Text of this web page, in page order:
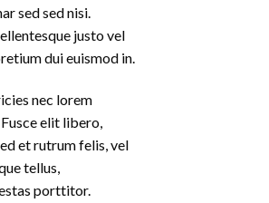
sed sed nisi.
justo vel
dui euismod in.
nec lorem
elit libero,
et rutrum felis, vel
tellus,
porttitor.